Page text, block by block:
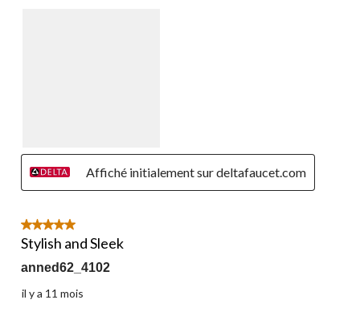
Affiché initialement sur deltafaucet.com
5 étoile(s) sur 5.
Stylish and Sleek
anned62_4102
il y a 11 mois